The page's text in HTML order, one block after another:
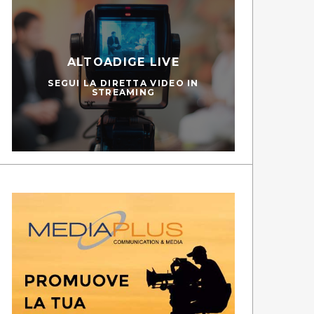
ALTOADIGE LIVE
SEGUI LA DIRETTA VIDEO IN
STREAMING